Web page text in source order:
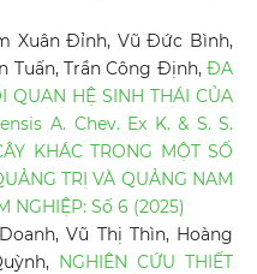
Xuân Đỉnh, Vũ Đức Bình,
Tuấn, Trần Công Định,ĐA
QUAN HỆ SINH THÁI CỦA
A. Chev. Ex K. & S. S.
KHÁC TRONG MỘT SỐ
TRỊ VÀ QUẢNG NAM
NGHIỆP: Số 6 (2025)
Vũ Thị Thìn, Hoàng
NGHIÊN CỨU THIẾT